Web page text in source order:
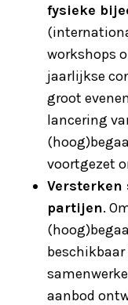
fysieke
workshops
jaarlijkse
groot
lancering
voortgezet
Versterken
partijen.
aanbod